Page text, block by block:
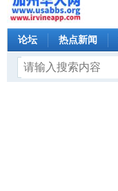
论坛 热点新闻